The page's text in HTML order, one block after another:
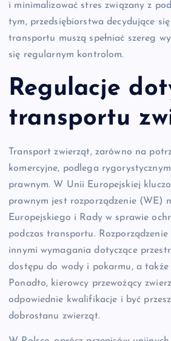
i minimalizować stres związany z
tym, przedsiębiorstwa decydujące
transportu muszą spełniać szereg
się regularnym kontrolom.
Regulacje
transportu
Transport zwierząt, zarówno na
komercyjne, podlega
prawnym. W Unii Europejskiej
prawnym jest rozporządzenie (WE)
Europejskiego i Rady w sprawie
podczas transportu.
innymi wymagania dotyczące
dostępu do wody i pokarmu, a także
Ponadto, kierowcy przewożący
odpowiednie kwalifikacje i być
dobrostanu zwierząt.